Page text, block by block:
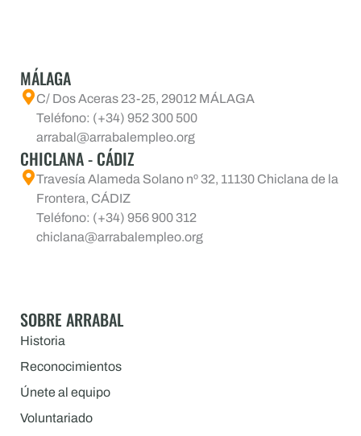
MÁLAGA
C/ Dos Aceras 23-25, 29012 MÁLAGA
Teléfono: (+34) 952 300 500
arrabal@arrabalempleo.org
CHICLANA - CÁDIZ
Travesía Alameda Solano nº 32, 11130 Chiclana de la
Frontera, CÁDIZ
Teléfono: (+34) 956 900 312
chiclana@arrabalempleo.org
SOBRE ARRABAL
Historia
Reconocimientos
Únete al equipo
Voluntariado